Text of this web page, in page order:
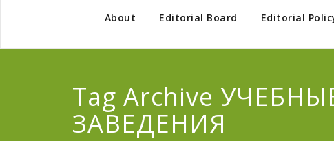
About Editorial Board Editorial
Tag Archive
ЗАВЕДЕНИЯ